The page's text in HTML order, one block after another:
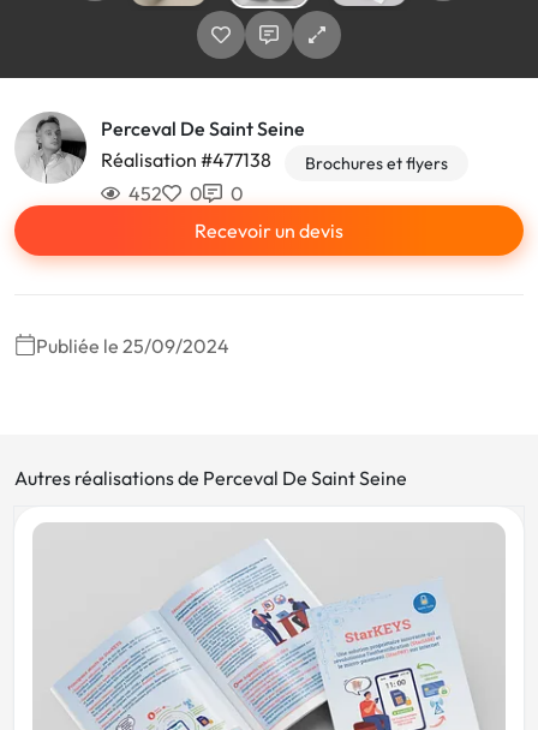
Perceval De Saint Seine
Réalisation #477138
Brochures et flyers
452 0
0
Recevoir un devis
Publiée le 25/09/2024
Autres réalisations de Perceval De Saint Seine